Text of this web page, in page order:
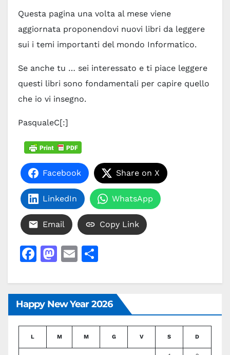
Questa pagina una volta al mese viene
aggiornata proponendovi nuovi libri da leggere
sui i temi importanti del mondo Informatico.
Se anche tu … sei interessato e ti piace leggere
questi libri sono fondamentali per capire quello
che io vi insegno.
PasqualeC[:]
Facebook Share on X
LinkedIn WhatsApp
Email Copy Link
F
c
e
b
M
st
o
d
o
E
ai
l
n
di
vi
di
Happy New Year 2026
L M M G V S D